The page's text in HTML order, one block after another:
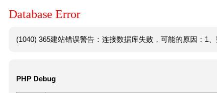
Database Error
(1040) 365建站错误警告：连接数据库失败，可能的原因：1
PHP Debug